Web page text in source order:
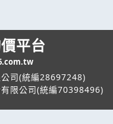
平台
司(統編28697248)
限公司(統編70398496)